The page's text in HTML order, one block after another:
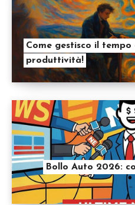
Come gestisco il tempo
produttività!
Bollo Auto 2026: